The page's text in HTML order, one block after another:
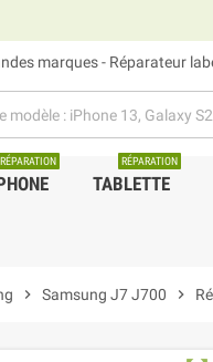
marques - Réparateur
RÉPARATION
TABLETTE
RÉPARATION
chevron_right Samsung J7 J700 chevron_right